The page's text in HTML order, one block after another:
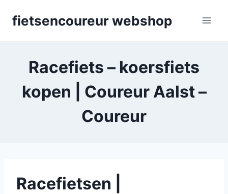
fietsencoureur webshop
Racefiets – koersfiets
kopen | Coureur Aalst –
Coureur
Racefietsen |